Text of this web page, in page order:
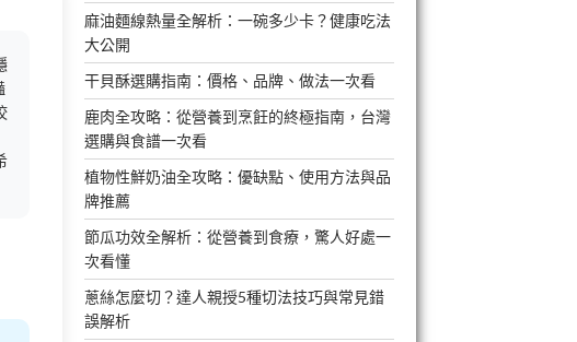
麻油麵線熱量全解析：一碗多少卡？健康吃法
大公開
干貝酥選購指南：價格、品牌、做法一次看
鹿肉全攻略：從營養到烹飪的終極指南，台灣
選購與食譜一次看
植物性鮮奶油全攻略：優缺點、使用方法與品
牌推薦
節瓜功效全解析：從營養到食療，驚人好處一
次看懂
蔥絲怎麼切？達人親授5種切法技巧與常見錯
誤解析